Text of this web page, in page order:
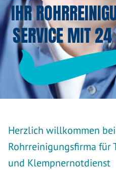
IHR
SERVICE MIT 24
Herzlich willkommen
Rohrreinigungsfirma für
und Klempnernotdienst